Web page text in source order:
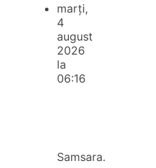
marți,
4
august
2026
la
06:16
Samsara.